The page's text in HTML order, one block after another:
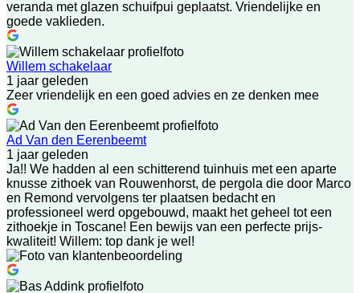
veranda met glazen schuifpui geplaatst. Vriendelijke en
goede vaklieden.
Willem schakelaar
1 jaar geleden
Zeer vriendelijk en een goed advies en ze denken mee
Ad Van den Eerenbeemt
1 jaar geleden
Ja!! We hadden al een schitterend tuinhuis met een aparte
knusse zithoek van Rouwenhorst, de pergola die door Marco
en Remond vervolgens ter plaatsen bedacht en
professioneel werd opgebouwd, maakt het geheel tot een
zithoekje in Toscane! Een bewijs van een perfecte prijs-
kwaliteit! Willem: top dank je wel!